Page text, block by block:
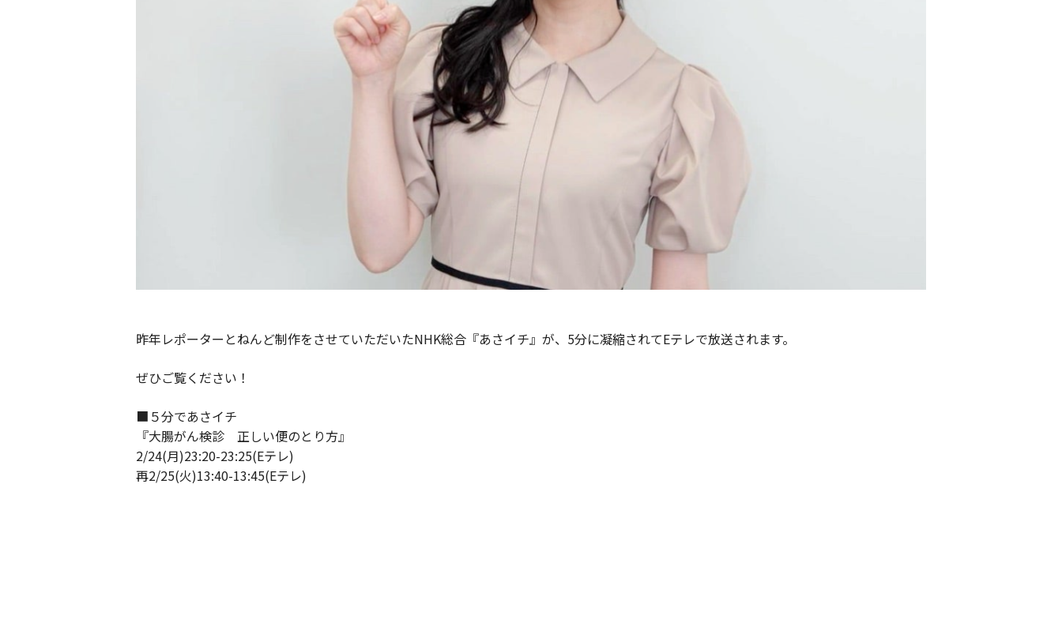
昨年レポーターとねんど制作をさせていただいたNHK総合『あさイチ』が、5分に凝縮されてEテレで放送されます。
ぜひご覧ください！
■５分であさイチ
『大腸がん検診 正しい便のとり方』
2/24(月)23:20-23:25(Eテレ)
再2/25(火)13:40-13:45(Eテレ)